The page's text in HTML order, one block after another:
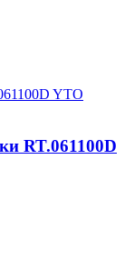
RT.061100D